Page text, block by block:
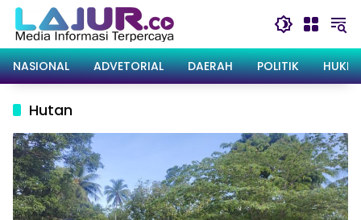
Langsung
konten
NASIONAL
ADVETORIAL DAERAH POLITIK
Hutan